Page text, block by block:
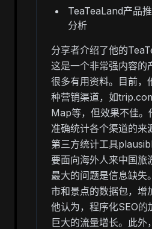
TeaTeaLand产品
分析
分享者介绍了他的
这是一个非常强内容的
很多有用资料。目前，
种营销渠道，如
Map等，但效果不佳。
准确统计各个渠道的来
第三方统计工具
要面向海外人来中国旅
最大的问题是信息缺失
市和景点的数据包，增
他认为，程序化SEO的
巨大的流量增长。此外